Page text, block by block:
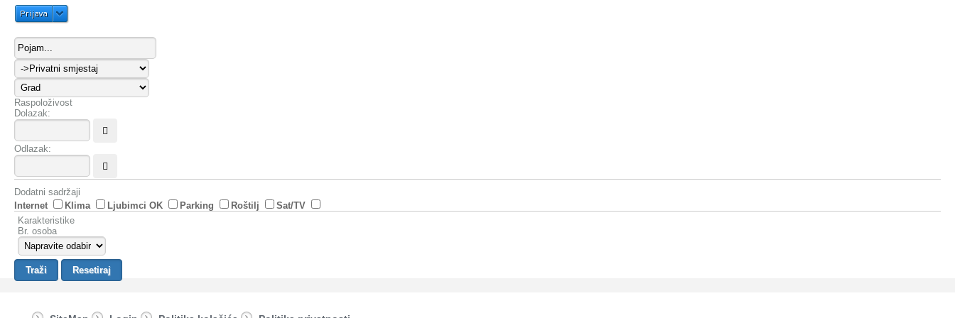
Prijava
Raspoloživost
Dolazak:
Odlazak:
Dodatni sadržaji
Internet
Klima Ljubimci OK Parking Roštilj
Sat/TV
Karakteristike
Br. osoba